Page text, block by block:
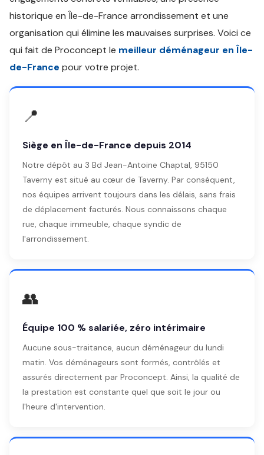
historique en Île-de-France arrondissement et une
organisation qui élimine les mauvaises surprises. Voici ce
qui fait de Proconcept le meilleur déménageur en Île-
de-France pour votre projet.
📍
Siège en Île-de-France depuis 2014
Notre dépôt au 3 Bd Jean-Antoine Chaptal, 95150
Taverny est situé au cœur de Taverny. Par conséquent,
nos équipes arrivent toujours dans les délais, sans frais
de déplacement facturés. Nous connaissons chaque
rue, chaque immeuble, chaque syndic de
l'arrondissement.
👥
Équipe 100 % salariée, zéro intérimaire
Aucune sous-traitance, aucun déménageur du lundi
matin. Vos déménageurs sont formés, contrôlés et
assurés directement par Proconcept. Ainsi, la qualité de
la prestation est constante quel que soit le jour ou
l'heure d'intervention.